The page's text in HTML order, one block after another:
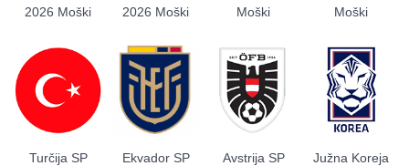
2026 Moški
2026 Moški
Moški
Moški
Turčija SP
Ekvador SP
Avstrija SP
Južna Koreja